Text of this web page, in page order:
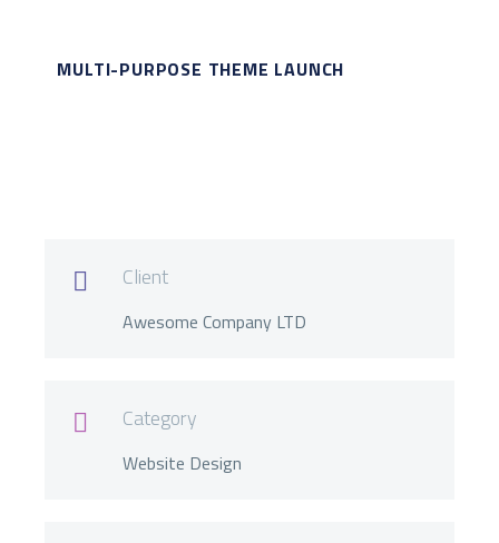
MULTI-PURPOSE THEME LAUNCH
 Client
Awesome Company LTD
 Category
Website Design